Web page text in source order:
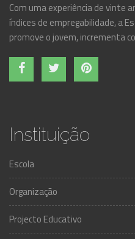
Com uma experiência de vinte
índices de empregabilidade, a
promove o jovem, incrementa
Instituição
Escola
Organização
Projecto Educativo